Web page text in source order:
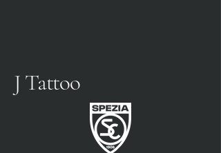
J Tattoo